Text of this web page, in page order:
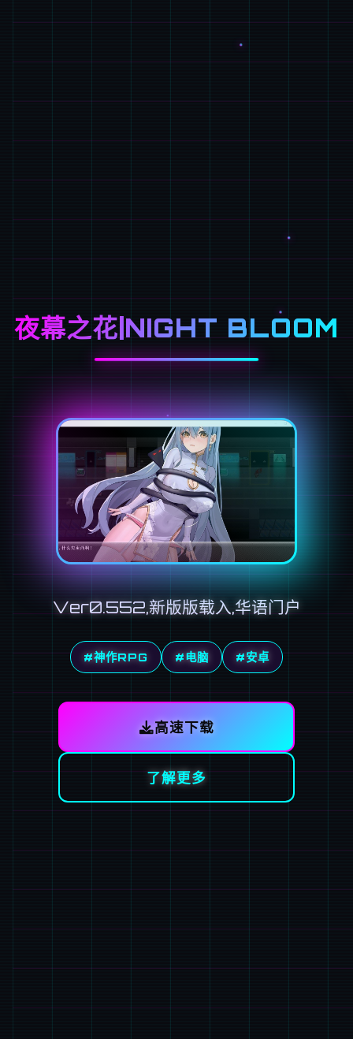
夜幕之花|NIGHT BLOOM
Ver0.552,新版版载入,华语门户
#神作RPG #电脑 #安卓
高速下载
了解更多